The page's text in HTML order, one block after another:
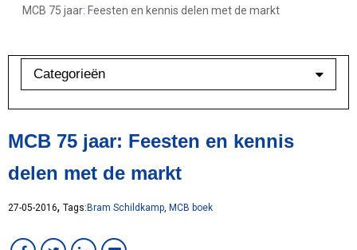
MCB 75 jaar: Feesten en kennis delen met de markt
Categorieën
Overig
Services
Werken bij MCB
MCB 75 jaar: Feesten en kennis
delen met de markt
27-05-2016, Tags: Bram Schildkamp, MCB boek